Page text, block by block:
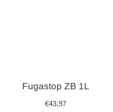
Fugastop ZB 1L
€43,97